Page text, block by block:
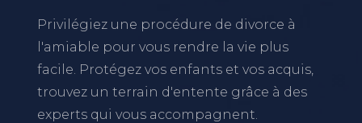
Privilégiez une procédure de divorce à
l'amiable pour vous rendre la vie plus
facile. Protégez vos enfants et vos acquis,
trouvez un terrain d'entente grâce à des
experts qui vous accompagnent.